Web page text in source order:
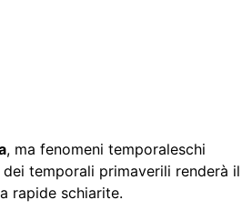
, ma fenomeni temporaleschi
temporali primaverili renderà il
rapide schiarite.